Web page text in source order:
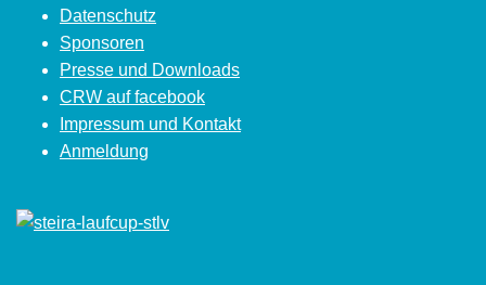
Datenschutz
Sponsoren
Presse und Downloads
CRW auf facebook
Impressum und Kontakt
Anmeldung